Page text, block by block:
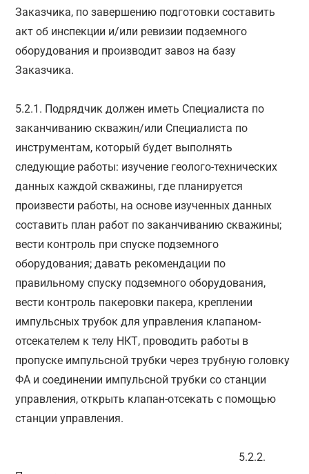
Заказчика, по завершению подготовки составить
акт об инспекции и/или ревизии подземного
оборудования и производит завоз на базу
Заказчика.
5.2.1. Подрядчик должен иметь Специалиста по
заканчиванию скважин/или Специалиста по
инструментам, который будет выполнять
следующие работы: изучение геолого-технических
данных каждой скважины, где планируется
произвести работы, на основе изученных данных
составить план работ по заканчиванию скважины;
вести контроль при спуске подземного
оборудования; давать рекомендации по
правильному спуску подземного оборудования,
вести контроль пакеровки пакера, креплении
импульсных трубок для управления клапаном-
отсекателем к телу НКТ, проводить работы в
пропуске импульсной трубки через трубную головку
ФА и соединении импульсной трубки со станции
управления, открыть клапан-­отсекать с помощью
станции управления.
5.2.2.